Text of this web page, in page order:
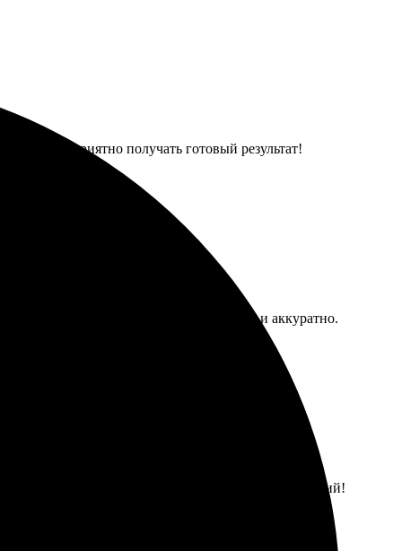
равно приятно получать готовый результат!
Фотографии напечатали быстро и аккуратно.
друзей. Рекомендую для приятных воспоминаний!